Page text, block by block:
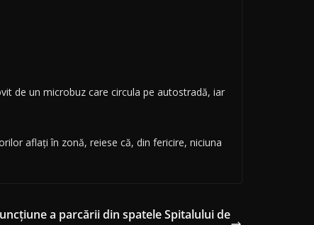
de un microbuz care circula pe autostradă, iar
aflați în zonă, reiese că, din fericire, niciuna
a parcării din spatele Spitalului de